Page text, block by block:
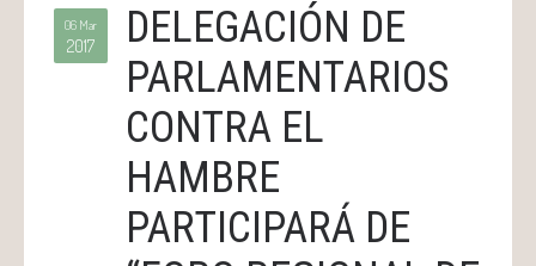
06 Mar
2017
DELEGACIÓN DE
PARLAMENTARIOS
CONTRA EL
HAMBRE
PARTICIPARÁ DE